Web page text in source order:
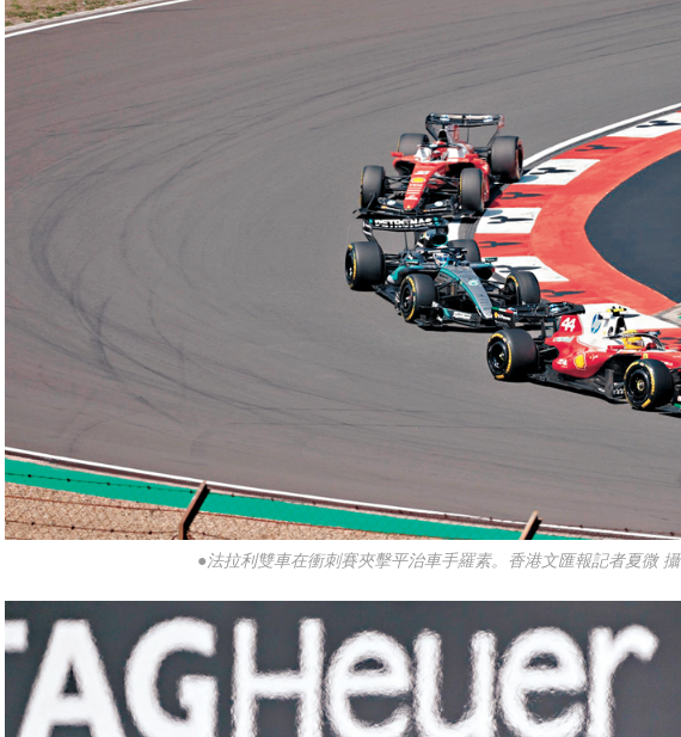
●法拉利雙車在衝刺賽夾擊平治車手羅素。香港文匯報記者夏微 攝